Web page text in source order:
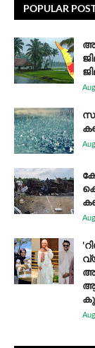
POPULAR